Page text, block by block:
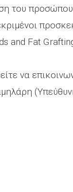
του
and Fat
να